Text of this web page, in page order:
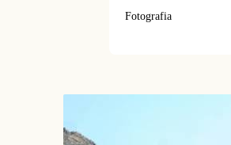
Fotografia